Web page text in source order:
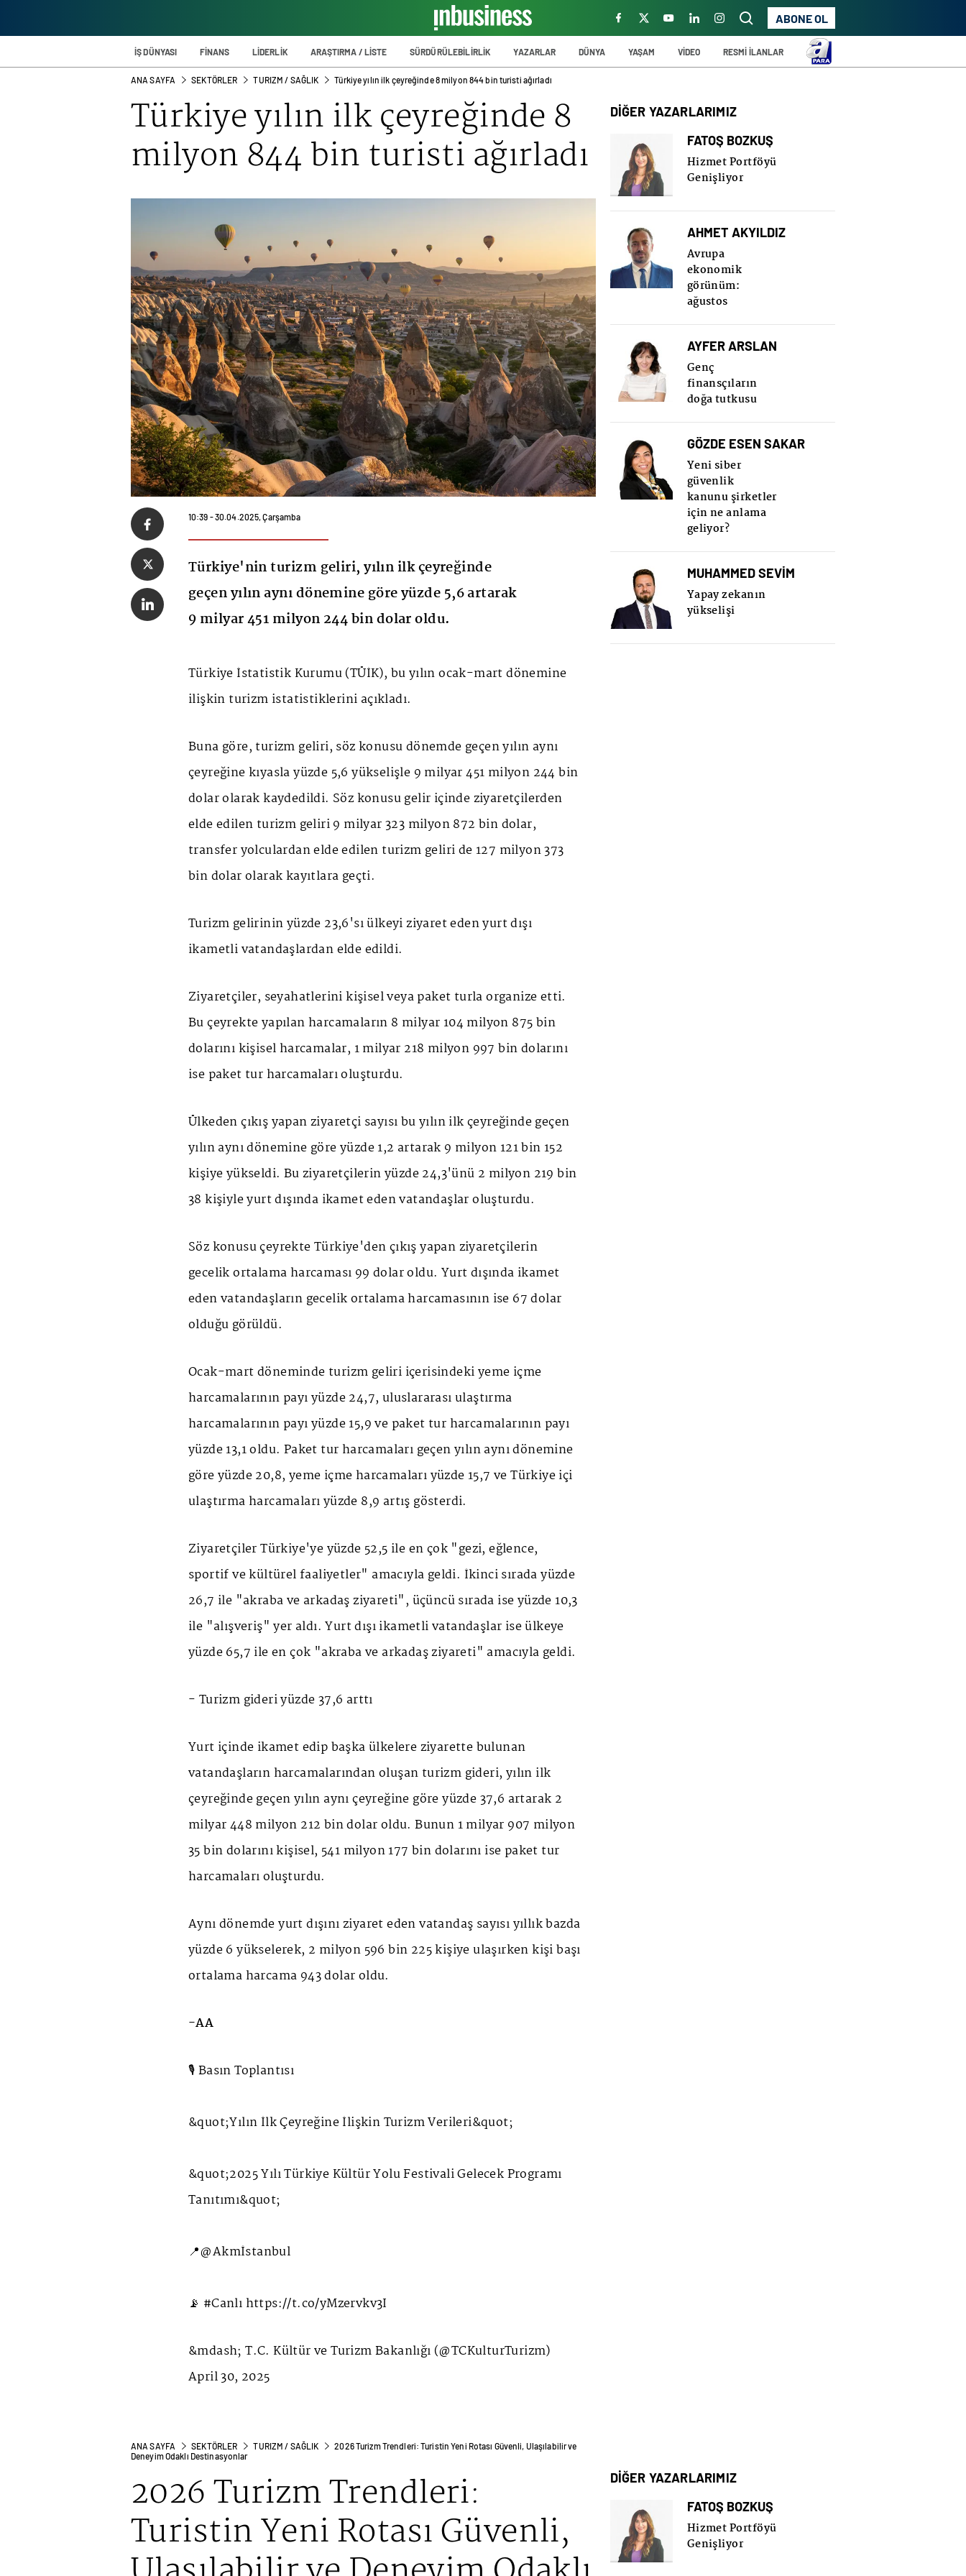
ABONE OL
İŞ DÜNYASI FİNANS LİDERLİK ARAŞTIRMA / LİSTE SÜRDÜRÜLEBİLİRLİK YAZARLAR DÜNYA YAŞAM VİDEO RESMİ İLANLAR
ANA SAYFA SEKTÖRLER TURIZM / SAĞLIK Türkiye yılın ilk çeyreğinde 8 milyon 844 bin turisti ağırladı
Türkiye yılın ilk çeyreğinde 8
milyon 844 bin turisti ağırladı
10:39 - 30.04.2025, Çarşamba
Türkiye'nin turizm geliri, yılın ilk çeyreğinde
geçen yılın aynı dönemine göre yüzde 5,6 artarak
9 milyar 451 milyon 244 bin dolar oldu.
Türkiye İstatistik Kurumu (TÜİK), bu yılın ocak-mart dönemine
ilişkin turizm istatistiklerini açıkladı.
Buna göre, turizm geliri, söz konusu dönemde geçen yılın aynı
çeyreğine kıyasla yüzde 5,6 yükselişle 9 milyar 451 milyon 244 bin
dolar olarak kaydedildi. Söz konusu gelir içinde ziyaretçilerden
elde edilen turizm geliri 9 milyar 323 milyon 872 bin dolar,
transfer yolculardan elde edilen turizm geliri de 127 milyon 373
bin dolar olarak kayıtlara geçti.
Turizm gelirinin yüzde 23,6'sı ülkeyi ziyaret eden yurt dışı
ikametli vatandaşlardan elde edildi.
Ziyaretçiler, seyahatlerini kişisel veya paket turla organize etti.
Bu çeyrekte yapılan harcamaların 8 milyar 104 milyon 875 bin
dolarını kişisel harcamalar, 1 milyar 218 milyon 997 bin dolarını
ise paket tur harcamaları oluşturdu.
Ülkeden çıkış yapan ziyaretçi sayısı bu yılın ilk çeyreğinde geçen
yılın aynı dönemine göre yüzde 1,2 artarak 9 milyon 121 bin 152
kişiye yükseldi. Bu ziyaretçilerin yüzde 24,3'ünü 2 milyon 219 bin
38 kişiyle yurt dışında ikamet eden vatandaşlar oluşturdu.
Söz konusu çeyrekte Türkiye'den çıkış yapan ziyaretçilerin
gecelik ortalama harcaması 99 dolar oldu. Yurt dışında ikamet
eden vatandaşların gecelik ortalama harcamasının ise 67 dolar
olduğu görüldü.
Ocak-mart döneminde turizm geliri içerisindeki yeme içme
harcamalarının payı yüzde 24,7, uluslararası ulaştırma
harcamalarının payı yüzde 15,9 ve paket tur harcamalarının payı
yüzde 13,1 oldu. Paket tur harcamaları geçen yılın aynı dönemine
göre yüzde 20,8, yeme içme harcamaları yüzde 15,7 ve Türkiye içi
ulaştırma harcamaları yüzde 8,9 artış gösterdi.
Ziyaretçiler Türkiye'ye yüzde 52,5 ile en çok "gezi, eğlence,
sportif ve kültürel faaliyetler" amacıyla geldi. İkinci sırada yüzde
26,7 ile "akraba ve arkadaş ziyareti", üçüncü sırada ise yüzde 10,3
ile "alışveriş" yer aldı. Yurt dışı ikametli vatandaşlar ise ülkeye
yüzde 65,7 ile en çok "akraba ve arkadaş ziyareti" amacıyla geldi.
- Turizm gideri yüzde 37,6 arttı
Yurt içinde ikamet edip başka ülkelere ziyarette bulunan
vatandaşların harcamalarından oluşan turizm gideri, yılın ilk
çeyreğinde geçen yılın aynı çeyreğine göre yüzde 37,6 artarak 2
milyar 448 milyon 212 bin dolar oldu. Bunun 1 milyar 907 milyon
35 bin dolarını kişisel, 541 milyon 177 bin dolarını ise paket tur
harcamaları oluşturdu.
Aynı dönemde yurt dışını ziyaret eden vatandaş sayısı yıllık bazda
yüzde 6 yükselerek, 2 milyon 596 bin 225 kişiye ulaşırken kişi başı
ortalama harcama 943 dolar oldu.
-AA
🎙️ Basın Toplantısı
&quot;Yılın İlk Çeyreğine İlişkin Turizm Verileri&quot;
&quot;2025 Yılı Türkiye Kültür Yolu Festivali Gelecek Programı
Tanıtımı&quot;
📍@Akmİstanbul
📡 #Canlı https://t.co/yMzervkv3I
&mdash; T.C. Kültür ve Turizm Bakanlığı (@TCKulturTurizm)
April 30, 2025
DİĞER YAZARLARIMIZ
FATOŞ BOZKUŞ
Hizmet Portföyü
Genişliyor
AHMET AKYILDIZ
Avrupa
ekonomik
görünüm:
ağustos
AYFER ARSLAN
Genç
finansçıların
doğa tutkusu
GÖZDE ESEN SAKAR
Yeni siber
güvenlik
kanunu şirketler
için ne anlama
geliyor?
MUHAMMED SEVİM
Yapay zekanın
yükselişi
ANA SAYFA SEKTÖRLER TURIZM / SAĞLIK
2026 Turizm Trendleri: Turistin Yeni Rotası Güvenli, Ulaşılabilir ve
Deneyim Odaklı Destinasyonlar
2026 Turizm Trendleri:
Turistin Yeni Rotası Güvenli,
DİĞER YAZARLARIMIZ
FATOŞ BOZKUŞ
Hizmet Portföyü
Genişliyor